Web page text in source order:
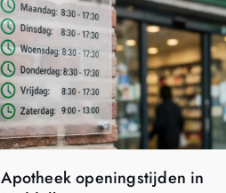
Apotheek openingstijden in